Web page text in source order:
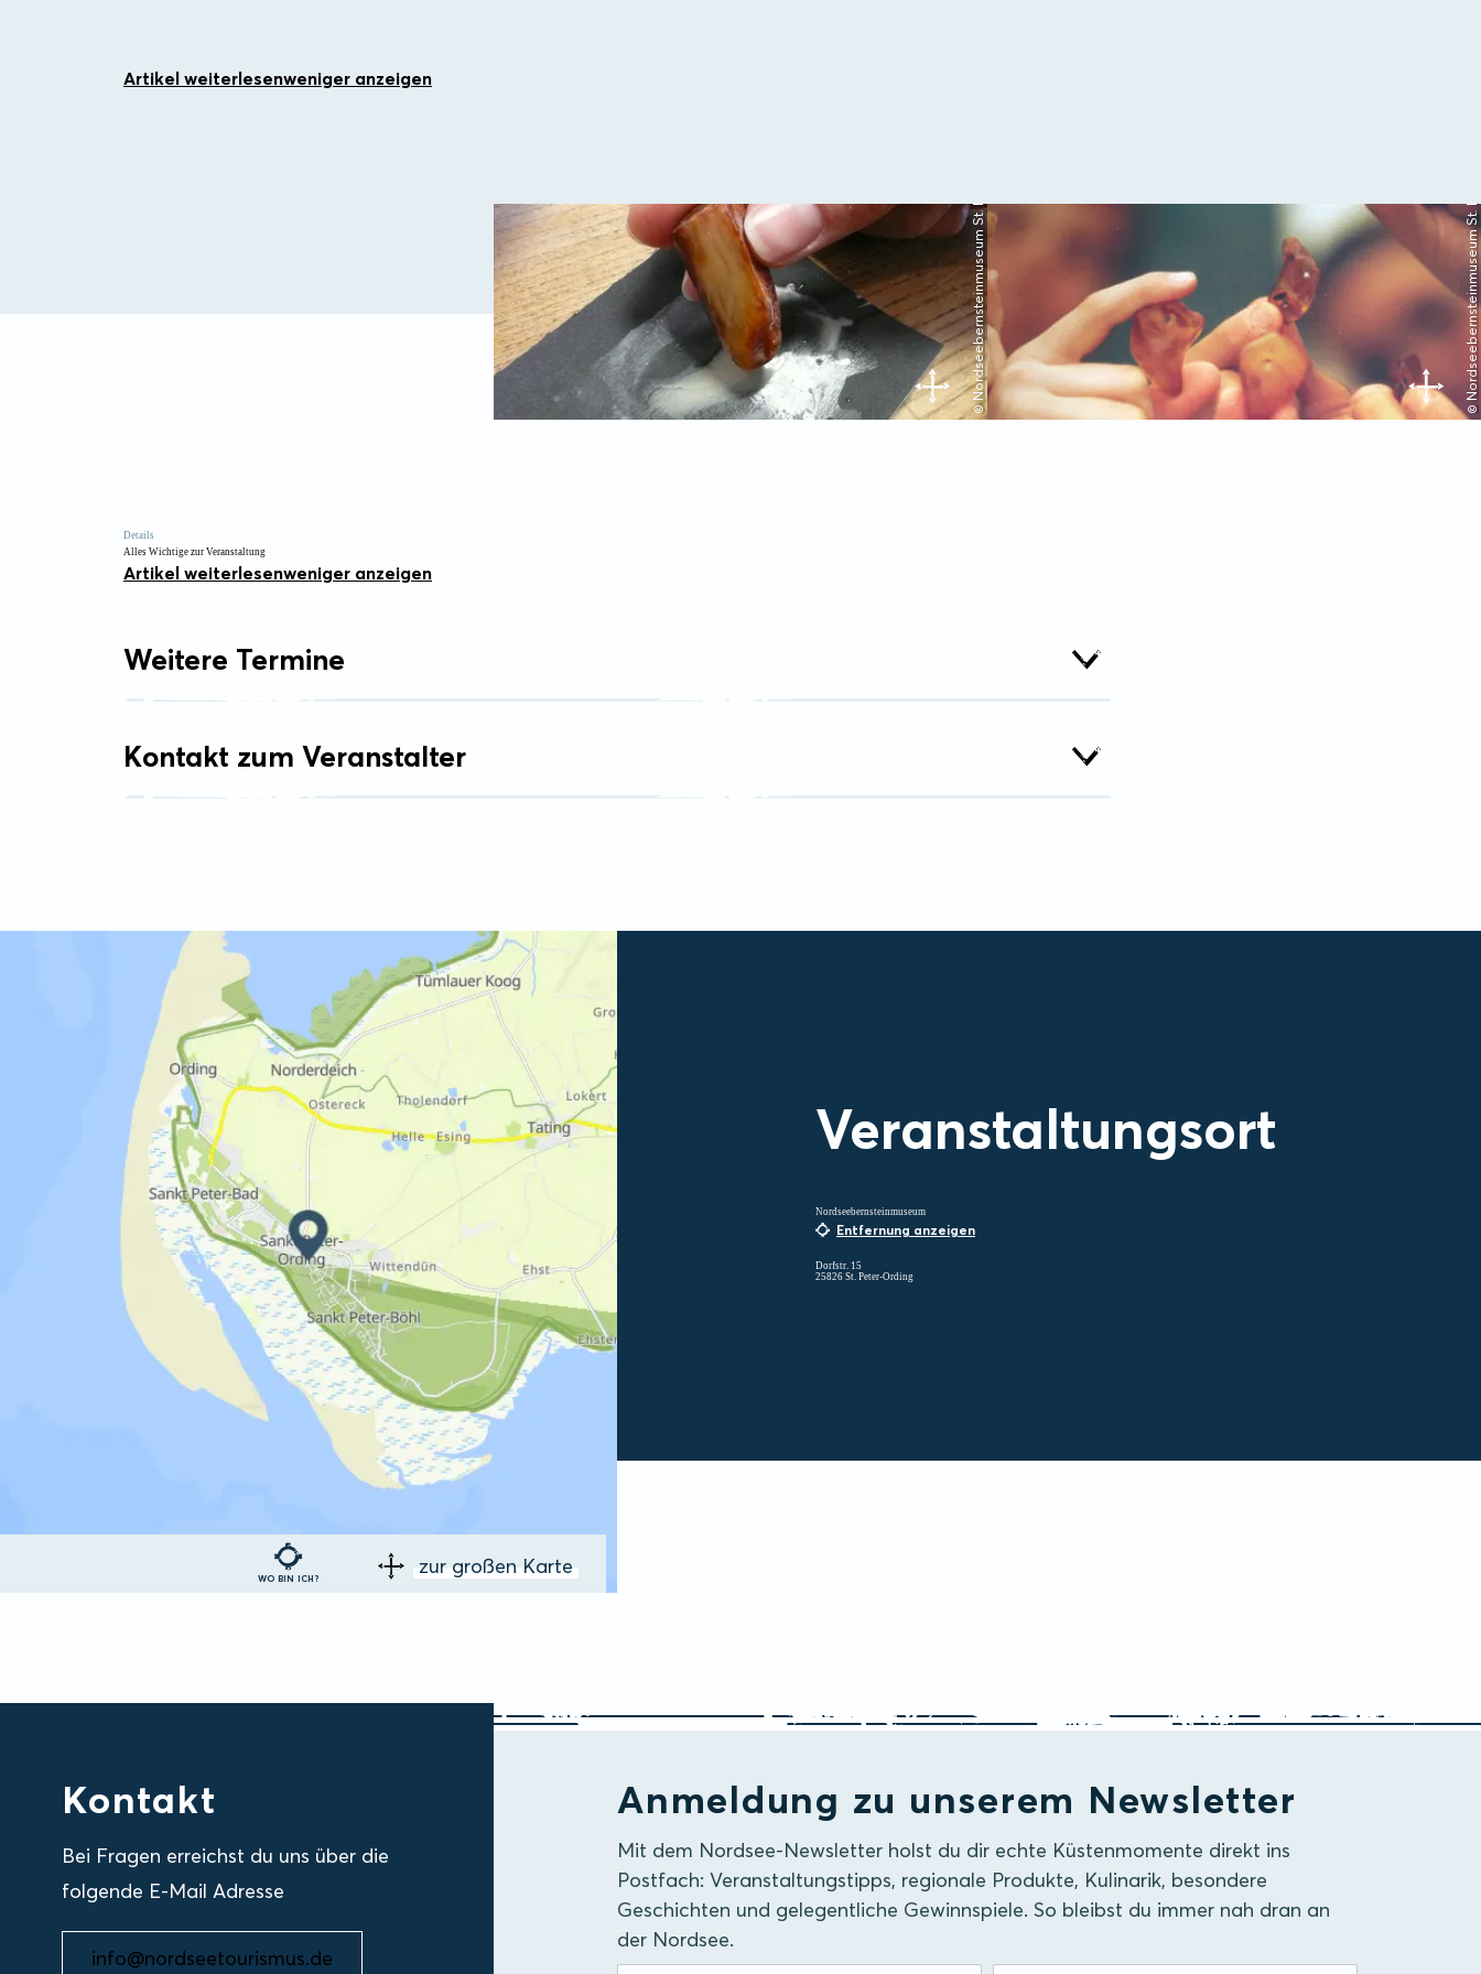
Artikel weiterlesenweniger anzeigen
© Nordseebernsteinmuseum St. Peter-Ording © Nordseebernsteinmuseum St. Peter-Ording
Details
Alles Wichtige zur Veranstaltung
Artikel weiterlesenweniger anzeigen
Weitere Termine
Kontakt zum Veranstalter
Veranstaltungsort
WO BIN ICH? zur großen Karte
Nordseebernsteinmuseum
Entfernung anzeigen
Dorfstr. 15
25826 St. Peter-Ording
Anmeldung zu unserem Newsletter
Mit dem Nordsee-Newsletter holst du dir echte Küstenmomente direkt ins
Postfach: Veranstaltungstipps, regionale Produkte, Kulinarik, besondere
Geschichten und gelegentliche Gewinnspiele. So bleibst du immer nah dran an
der Nordsee.
Kontakt
Bei Fragen erreichst du uns über die
folgende E-Mail Adresse
info@nordseetourismus.de